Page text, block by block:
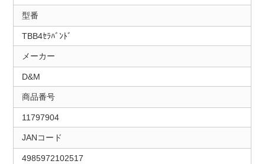
型番
TBB4ｾﾗﾊﾞﾝﾄﾞ
メーカー
D&M
商品番号
11797904
JANコード
4985972102517